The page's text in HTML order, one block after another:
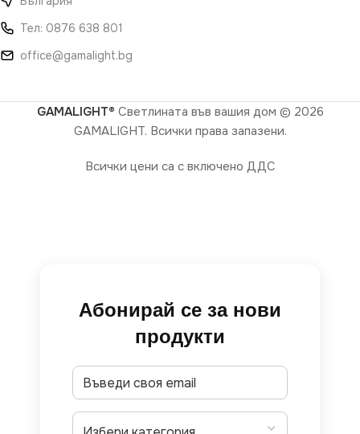
Тел: 0876 638 801
office@gamalight.bg
GAMALIGHT® Светлината във вашия дом © 2026
GAMALIGHT. Всички права запазени.
Всички цени са с включено ДДС
Абонирай се за нови
продукти